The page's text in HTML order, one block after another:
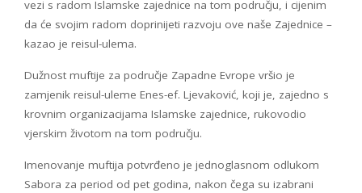
vezi s radom Islamske zajednice na tom području, i cijenim
da će svojim radom doprinijeti razvoju ove naše Zajednice –
kazao je reisul-ulema.
Dužnost muftije za područje Zapadne Evrope vršio je
zamjenik reisul-uleme Enes-ef. Ljevaković, koji je, zajedno s
krovnim organizacijama Islamske zajednice, rukovodio
vjerskim životom na tom području.
Imenovanje muftija potvrđeno je jednoglasnom odlukom
Sabora za period od pet godina, nakon čega su izabrani